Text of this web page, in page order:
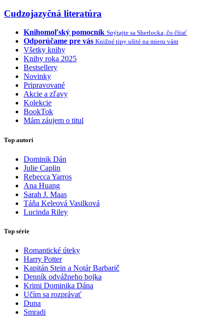
Cudzojazyčná literatúra
Knihomoľský pomocník Spýtajte sa Sherlocka, čo čítať
Odporúčame pre vás Knižné tipy ušité na mieru vám
Všetky knihy
Knihy roka 2025
Bestsellery
Novinky
Pripravované
Akcie a zľavy
Kolekcie
BookTok
Mám záujem o titul
Top autori
Dominik Dán
Julie Caplin
Rebecca Yarros
Ana Huang
Sarah J. Maas
Táňa Keleová Vasilková
Lucinda Riley
Top série
Romantické úteky
Harry Potter
Kapitán Stein a Notár Barbarič
Denník odvážneho bojka
Krimi Dominika Dána
Učím sa rozprávať
Duna
Smradi